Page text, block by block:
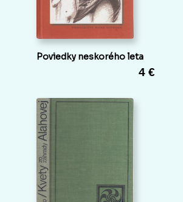
Poviedky neskorého leta
4 €